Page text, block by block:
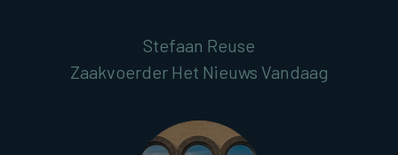
Stefaan Reuse
Zaakvoerder Het Nieuws Vandaag